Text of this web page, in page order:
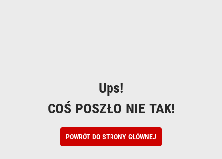
Ups!
COŚ POSZŁO NIE TAK!
POWRÓT DO STRONY GŁÓWNEJ